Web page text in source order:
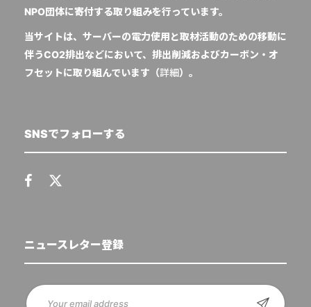
NPO団体に寄付する取り組みを行っています。
当サイトは、サーバーの電力使用と取材活動のための移動に
伴うCO2排出などにおいて、排出削減およびカーボン・オ
フセットに取り組んでいます（詳細）。
SNSでフォローする
ニュースレター登録